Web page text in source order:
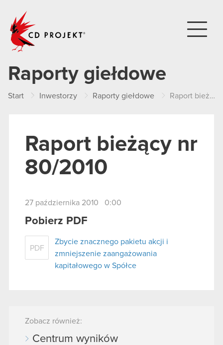
Raporty giełdowe
Start Inwestorzy Raporty giełdowe Raport bieżący nr 80/2010
Raport bieżący nr
80/2010
27 października 2010 0:00
Pobierz PDF
PDF
Zbycie znacznego pakietu akcji i
zmniejszenie zaangażowania
kapitałowego w Spółce
Zobacz również:
Centrum wyników